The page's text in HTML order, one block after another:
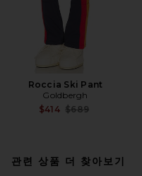
Roccia Ski Pant
Goldbergh
$414 Previous price:
$689
관련 상품 더 찾아보기